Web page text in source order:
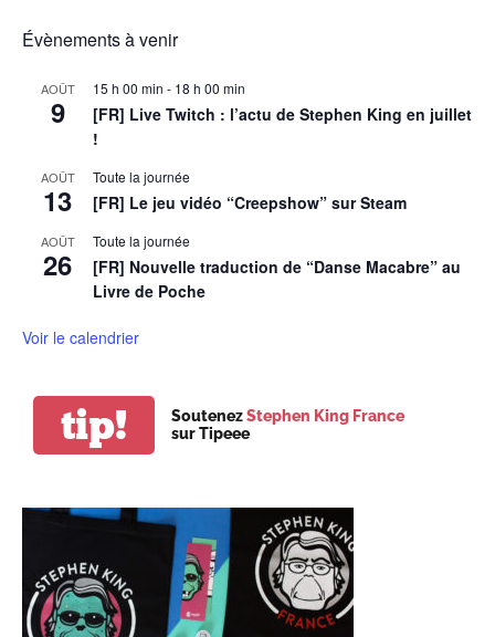
Évènements à venir
AOÛT
9
15 h 00 min - 18 h 00 min
[FR] Live Twitch : l’actu de Stephen King en juillet
!
AOÛT
13
Toute la journée
[FR] Le jeu vidéo “Creepshow” sur Steam
AOÛT
26
Toute la journée
[FR] Nouvelle traduction de “Danse Macabre” au
Livre de Poche
Voir le calendrier
tip! SoutenezStephen King France
sur Tipeee